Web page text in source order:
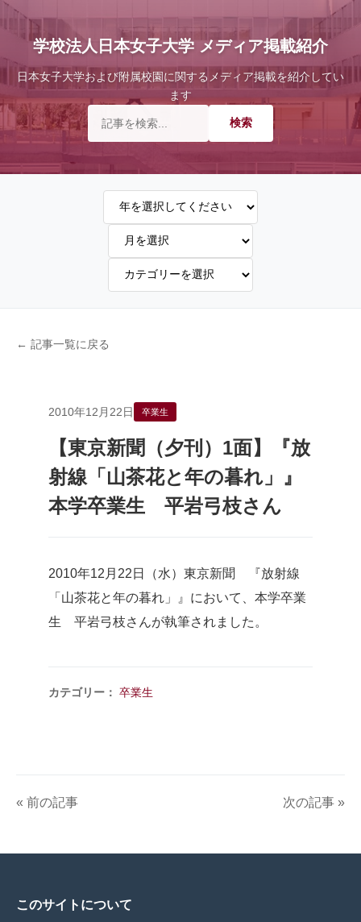
学校法人日本女子大学 メディア掲載紹介
日本女子大学および附属校園に関するメディア掲載を紹介してい
ます
← 記事一覧に戻る
2010年12月22日 卒業生
【東京新聞（夕刊）1面】『放
射線「山茶花と年の暮れ」』
本学卒業生 平岩弓枝さん
2010年12月22日（水）東京新聞 『放射線
「山茶花と年の暮れ」』において、本学卒業
生 平岩弓枝さんが執筆されました。
カテゴリー： 卒業生
« 前の記事 次の記事 »
このサイトについて